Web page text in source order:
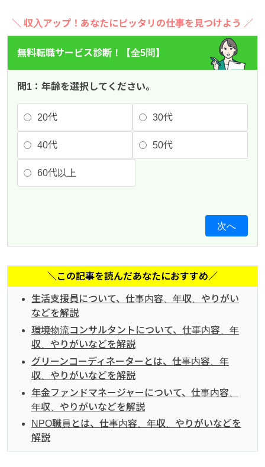
＼ 収入アップ！あなたにピッタリの仕事を見つけよう ／
無料転職サービス診断！【全5問】
問1：年齢を選択してください。
20代 30代
40代 50代
60代以上
次へ
＼この記事を読んだあなたにおすすめ／
生活支援員について、仕事内容、年収、やりがい
などを解説
環境物流コンサルタントについて、仕事内容、年
収、やりがいなどを解説
グリーンコーディネーターとは、仕事内容、年
収、やりがいなどを解説
年金ファンドマネージャーについて、仕事内容、
年収、やりがいなどを解説
NPO職員とは、仕事内容、年収、やりがいなどを
解説